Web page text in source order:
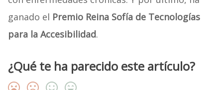
ganado el Premio Reina Sofía de Tecnologías
para la Accesibilidad.
¿Qué te ha parecido este artículo?